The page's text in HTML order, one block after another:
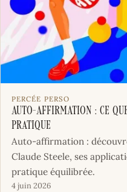
PERCÉE PERSO
AUTO-AFFIRMATION :
pratique
Auto-affirmation :
Claude Steele, ses
pratique équilibrée.
4 juin 2026